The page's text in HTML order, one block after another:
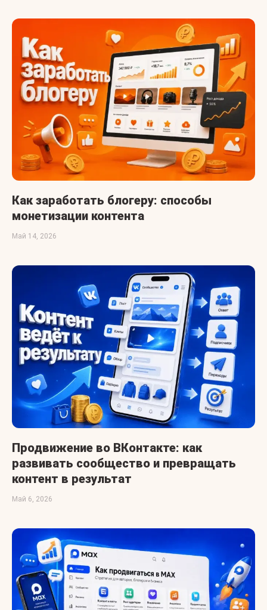
Как заработать блогеру: способы
монетизации контента
Май 14, 2026
Продвижение во ВКонтакте: как
развивать сообщество и превращать
контент в результат
Май 6, 2026